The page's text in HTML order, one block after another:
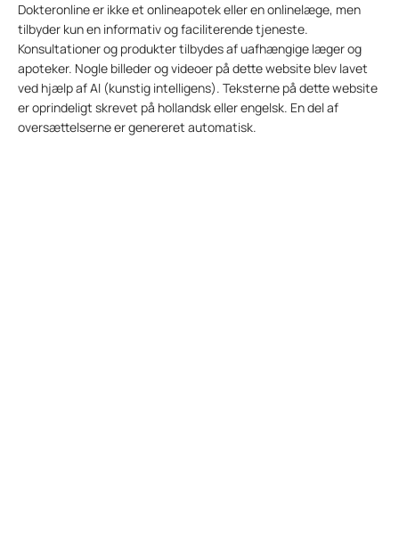
Dokteronline er ikke et onlineapotek eller en onlinelæge, men
tilbyder kun en informativ og faciliterende tjeneste.
Konsultationer og produkter tilbydes af uafhængige læger og
apoteker. Nogle billeder og videoer på dette website blev lavet
ved hjælp af AI (kunstig intelligens). Teksterne på dette website
er oprindeligt skrevet på hollandsk eller engelsk. En del af
oversættelserne er genereret automatisk.